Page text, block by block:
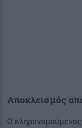
Αποκλεισμός
Ο κληρονομούμενος